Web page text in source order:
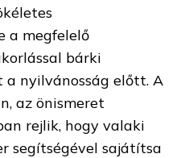
a megfelelő
bárki
nyilvánosság előtt. A
az önismeret
rejlik, hogy valaki
segítségével sajátítsa